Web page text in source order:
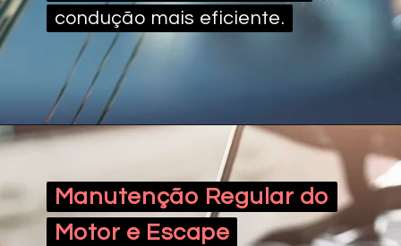
condução mais eficiente.
condução mais eficiente.
Manutenção Regular do
Motor e Escape
Manutenção Regular do
Motor e Escape